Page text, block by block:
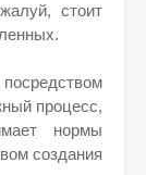
стоит
процесс,
нормы
создания